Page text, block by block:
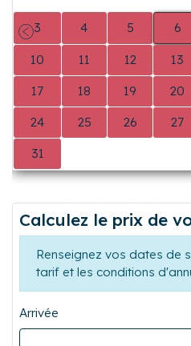
0
0 0 0
3 4 5 6
10 11 12 13
17 18 19 20
24 25 26 27
31 0 0 0
Précédent
Calculez le prix de
Renseignez vos dates de
tarif et les conditions
Arrivée